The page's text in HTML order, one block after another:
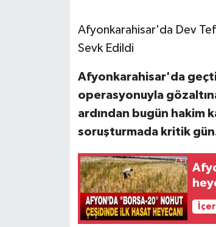
Afyonkarahisar'da Dev
Sevk Edildi
Afyonkarahisar'da
operasyonuyla
ardından bugün hakim
soruşturmada kritik